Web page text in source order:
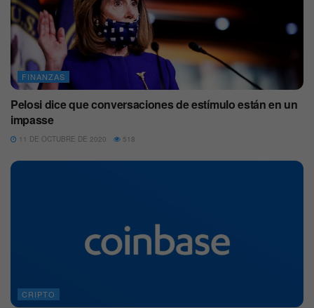
FINANZAS
Pelosi dice que conversaciones de estímulo están en un
impasse
11 DE OCTUBRE DE 2020 518
CRIPTO